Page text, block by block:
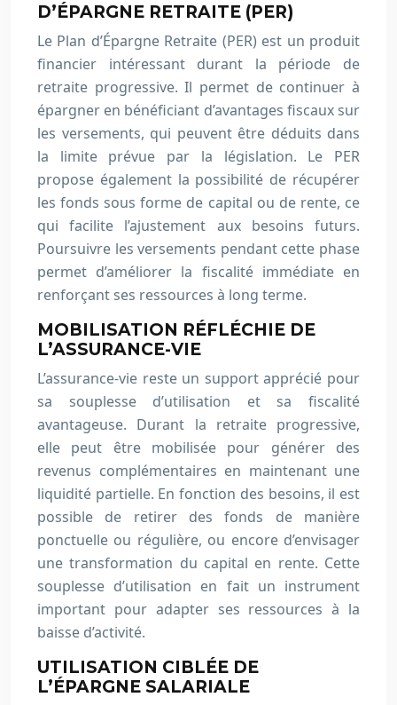
D’ÉPARGNE RETRAITE (PER)
Le Plan d’Épargne Retraite (PER) est un produit
financier intéressant durant la période de
retraite progressive. Il permet de continuer à
épargner en bénéficiant d’avantages fiscaux sur
les versements, qui peuvent être déduits dans
la limite prévue par la législation. Le PER
propose également la possibilité de récupérer
les fonds sous forme de capital ou de rente, ce
qui facilite l’ajustement aux besoins futurs.
Poursuivre les versements pendant cette phase
permet d’améliorer la fiscalité immédiate en
renforçant ses ressources à long terme.
MOBILISATION RÉFLÉCHIE DE
L’ASSURANCE-VIE
L’assurance-vie reste un support apprécié pour
sa souplesse d’utilisation et sa fiscalité
avantageuse. Durant la retraite progressive,
elle peut être mobilisée pour générer des
revenus complémentaires en maintenant une
liquidité partielle. En fonction des besoins, il est
possible de retirer des fonds de manière
ponctuelle ou régulière, ou encore d’envisager
une transformation du capital en rente. Cette
souplesse d’utilisation en fait un instrument
important pour adapter ses ressources à la
baisse d’activité.
UTILISATION CIBLÉE DE
L’ÉPARGNE SALARIALE